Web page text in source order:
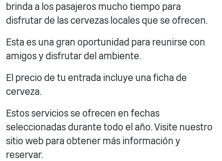
brinda a los pasajeros mucho tiempo para
disfrutar de las cervezas locales que se ofrecen.
Esta es una gran oportunidad para reunirse con
amigos y disfrutar del ambiente.
El precio de tu entrada incluye una ficha de
cerveza.
Estos servicios se ofrecen en fechas
seleccionadas durante todo el año. Visite nuestro
sitio web para obtener más información y
reservar.